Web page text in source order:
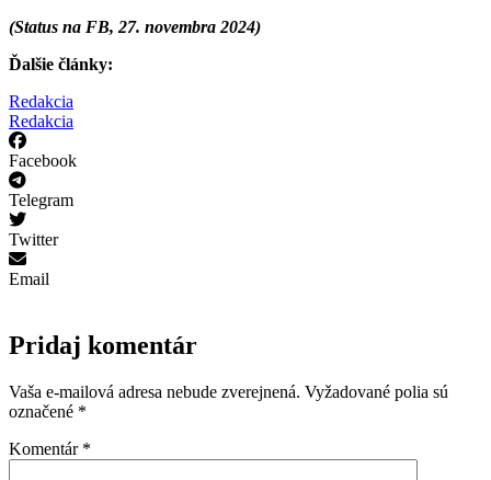
(Status na FB, 27. novembra 2024)
Ďalšie články:
Redakcia
Redakcia
Facebook
Telegram
Twitter
Email
Pridaj komentár
Vaša e-mailová adresa nebude zverejnená. Vyžadované polia sú
označené *
Komentár *